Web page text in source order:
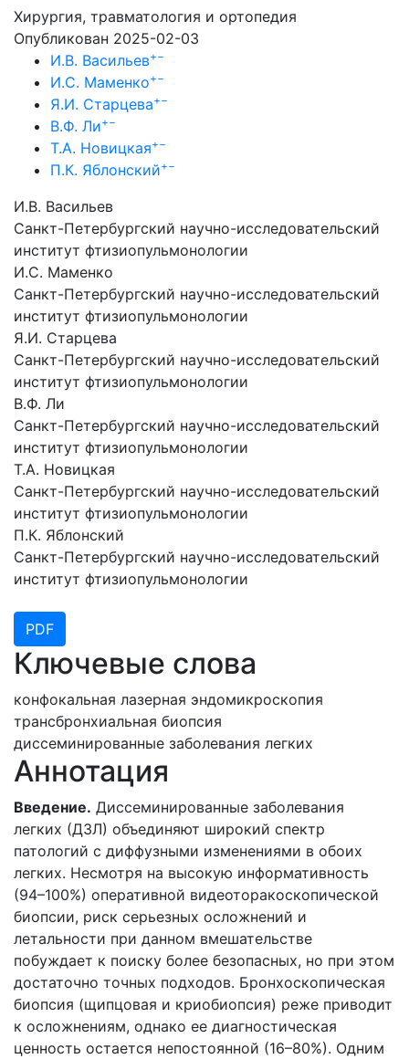
Хирургия, травматология и ортопедия
Опубликован 2025-02-03
И.В. Васильев+−
И.С. Маменко+−
Я.И. Старцева+−
В.Ф. Ли+−
Т.А. Новицкая+−
П.К. Яблонский+−
И.В. Васильев
Санкт-Петербургский научно-исследовательский
институт фтизиопульмонологии
И.С. Маменко
Санкт-Петербургский научно-исследовательский
институт фтизиопульмонологии
Я.И. Старцева
Санкт-Петербургский научно-исследовательский
институт фтизиопульмонологии
В.Ф. Ли
Санкт-Петербургский научно-исследовательский
институт фтизиопульмонологии
Т.А. Новицкая
Санкт-Петербургский научно-исследовательский
институт фтизиопульмонологии
П.К. Яблонский
Санкт-Петербургский научно-исследовательский
институт фтизиопульмонологии
PDF
Ключевые слова
конфокальная лазерная эндомикроскопия
трансбронхиальная биопсия
диссеминированные заболевания легких
Аннотация
Введение. Диссеминированные заболевания
легких (ДЗЛ) объединяют широкий спектр
патологий с диффузными изменениями в обоих
легких. Несмотря на высокую информативность
(94–100%) оперативной видеоторакоскопической
биопсии, риск серьезных осложнений и
летальности при данном вмешательстве
побуждает к поиску более безопасных, но при этом
достаточно точных подходов. Бронхоскопическая
биопсия (щипцовая и криобиопсия) реже приводит
к осложнениям, однако ее диагностическая
ценность остается непостоянной (16–80%). Одним